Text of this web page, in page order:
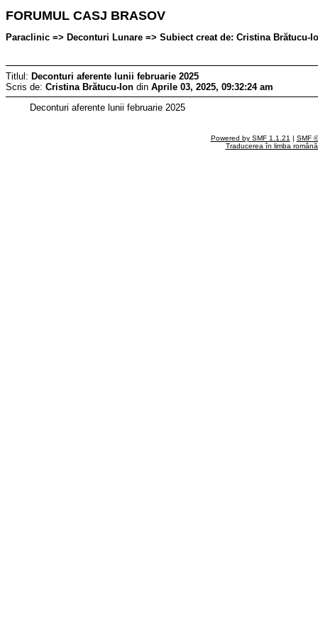
FORUMUL CASJ BRASOV
Paraclinic => Deconturi Lunare => Subiect creat de: Cristina Brătucu-
Titlul: Deconturi aferente lunii februarie 2025
Scris de: Cristina Brătucu-Ion din Aprile 03, 2025, 09:32:24 am
Deconturi aferente lunii februarie 2025
Powered by SMF 1.1.21 | SMF
Traducerea în limba